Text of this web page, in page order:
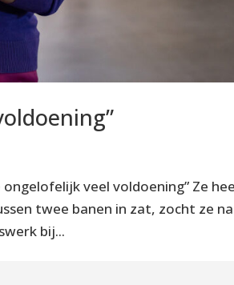
veel voldoening” Ze
twee banen in zat, zocht ze
bij...